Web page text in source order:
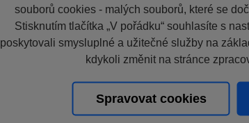
souborů cookies - malých souborů, které se
Stisknutím tlačítka „V pořádku“ souhlasíte s
poskytovali smysluplné a užitečné služby na
kdykoli změnit na stránce
Spravovat cookies